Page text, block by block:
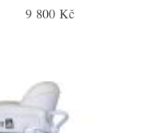
9 800 Kč